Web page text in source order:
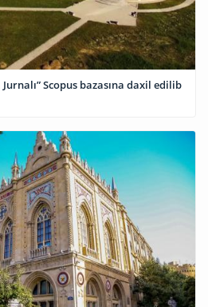
Scopus bazasına daxil edilib